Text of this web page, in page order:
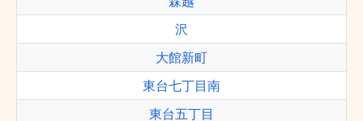
沢
大館新町
東台七丁目南
東台五丁目